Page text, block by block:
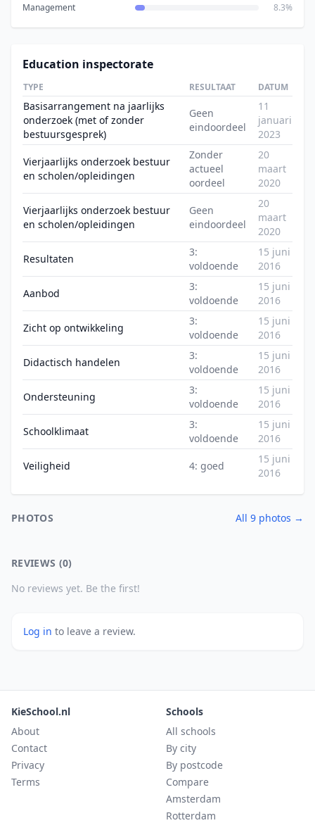
Management 8.3%
Education inspectorate
TYPE RESULTAAT DATUM
Basisarrangement na jaarlijks
onderzoek (met of zonder
bestuursgesprek)
Geen
eindoordeel
11
januari
2023
Vierjaarlijks onderzoek bestuur
en scholen/opleidingen
Zonder
actueel
oordeel
20
maart
2020
Vierjaarlijks onderzoek bestuur
en scholen/opleidingen
Geen
eindoordeel
20
maart
2020
Resultaten
3:
voldoende
15 juni
2016
Aanbod
3:
voldoende
15 juni
2016
Zicht op ontwikkeling
3:
voldoende
15 juni
2016
Didactisch handelen
3:
voldoende
15 juni
2016
Ondersteuning
3:
voldoende
15 juni
2016
Schoolklimaat
3:
voldoende
15 juni
2016
Veiligheid 4: goed
15 juni
2016
PHOTOS All 9 photos →
REVIEWS (0)
No reviews yet. Be the first!
Log in to leave a review.
KieSchool.nl
About
Contact
Privacy
Terms
Schools
All schools
By city
By postcode
Compare
Amsterdam
Rotterdam